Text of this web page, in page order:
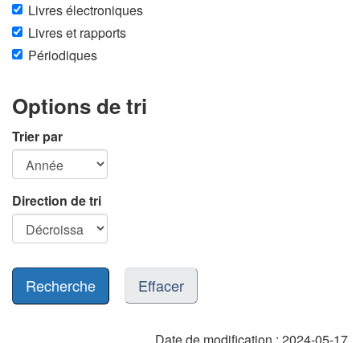
Livres électroniques
Livres et rapports
Périodiques
Options de tri
Trier par
Direction de tri
Effacer
Date de modification : 2024-05-17